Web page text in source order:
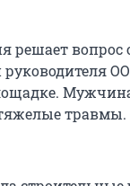
решает
травмы.